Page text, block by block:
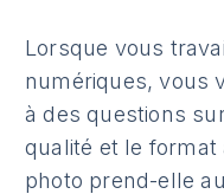
Lorsque vous
numériques, vous
à des questions
qualité et le format
photo prend-elle